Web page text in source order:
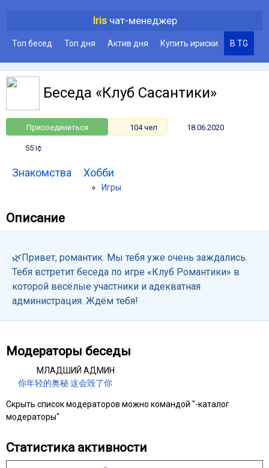
Irisчат-менеджер
Топ бесед Топ дня Актив дня Купить ириски В TG
Беседа «Клуб Сасантики»
Присоединиться 104 чел 18.06.2020
55 i¢
Знакомства Хобби
Игры
Описание
🌿Привет, романтик. Мы тебя уже очень заждались.
Тебя встретит беседа по игре «Клуб Романтики» в
которой весёлые участники и адекватная
администрация. Ждём тебя!
Модераторы беседы
МЛАДШИЙ АДМИН
你年轻的奥秘 这会毁了你
Скрыть список модераторов можно командой "-каталог
модераторы"
Статистика активности